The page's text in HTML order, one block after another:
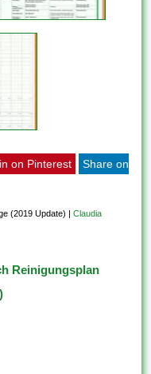
on Pinterest
Share on
(2019 Update) |Claudia
Reinigungsplan